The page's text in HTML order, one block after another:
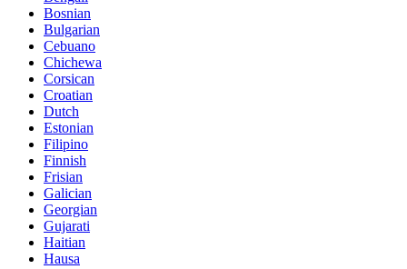
Bosnian
Bulgarian
Cebuano
Chichewa
Corsican
Croatian
Dutch
Estonian
Filipino
Finnish
Frisian
Galician
Georgian
Gujarati
Haitian
Hausa